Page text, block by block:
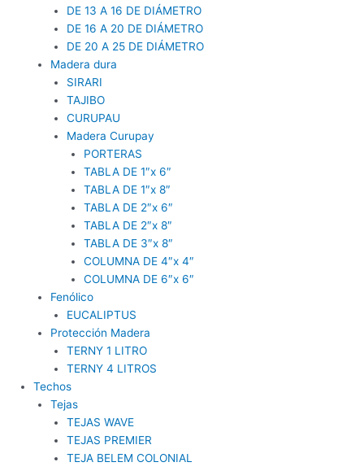
DE 13 A 16 DE DIÁMETRO
DE 16 A 20 DE DIÁMETRO
DE 20 A 25 DE DIÁMETRO
Madera dura
SIRARI
TAJIBO
CURUPAU
Madera Curupay
PORTERAS
TABLA DE 1″x 6″
TABLA DE 1″x 8″
TABLA DE 2″x 6″
TABLA DE 2″x 8″
TABLA DE 3″x 8″
COLUMNA DE 4″x 4″
COLUMNA DE 6″x 6″
Fenólico
EUCALIPTUS
Protección Madera
TERNY 1 LITRO
TERNY 4 LITROS
Techos
Tejas
TEJAS WAVE
TEJAS PREMIER
TEJA BELEM COLONIAL